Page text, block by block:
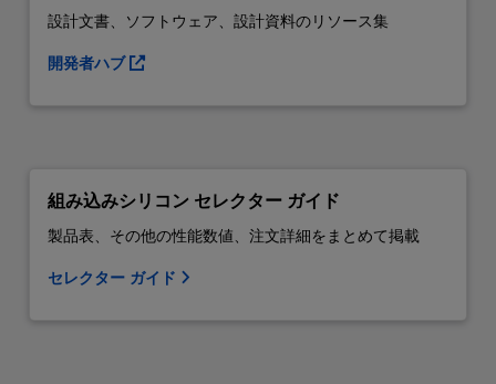
設計文書、ソフトウェア、設計資料のリソース集
開発者ハブ
組み込みシリコン セレクター ガイド
製品表、その他の性能数値、注文詳細をまとめて掲載
セレクター ガイド